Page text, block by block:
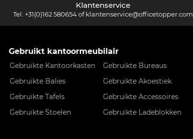
Klantenservice
Tel: +31(0)162 580654ofklantenservice@officetopper.com
Gebruikt kantoormeubilair
Gebruikte Kantoorkasten
Gebruikte Bureaus
Gebruikte Balies
Gebruikte Akoestiek
Gebruikte Tafels
Gebruikte Accessoires
Gebruikte Stoelen
Gebruikte Ladeblokken